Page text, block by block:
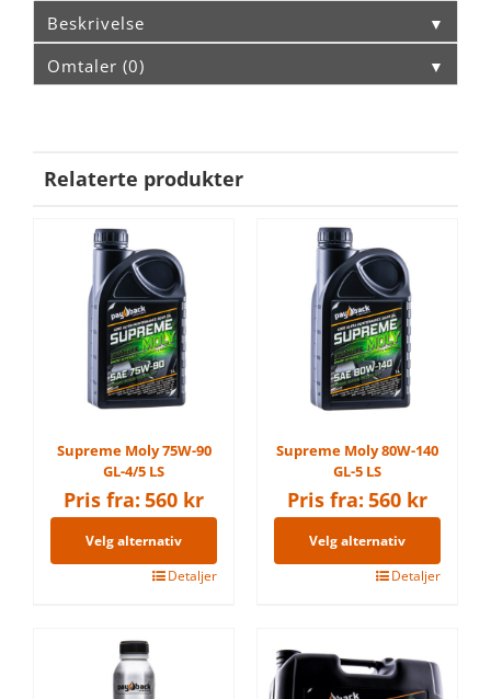
Beskrivelse
▼
Omtaler (0)
▼
Relaterte produkter
Supreme Moly 75W-90
GL-4/5 LS
Pris fra: 560 kr
Velg alternativ
Dette
har
flere
Detaljer
Supreme Moly 80W-140
GL-5 LS
Pris fra: 560 kr
Velg alternativ
Dette
flere
Detaljer